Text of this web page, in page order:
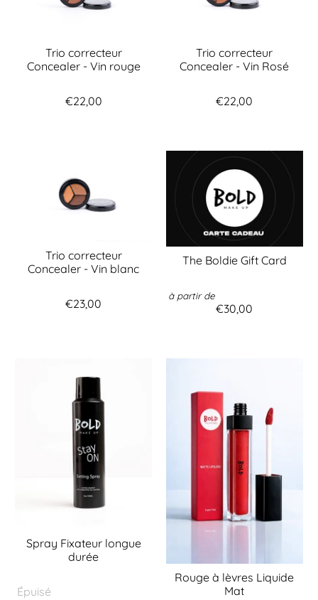
Trio correcteur
Concealer - Vin rouge
€22,00
Trio correcteur
Concealer - Vin Rosé
€22,00
Trio correcteur
Concealer - Vin blanc
€23,00
The Boldie Gift Card
à partir de
€30,00
Spray Fixateur longue
durée
Épuisé
Rouge à lèvres Liquide
Mat